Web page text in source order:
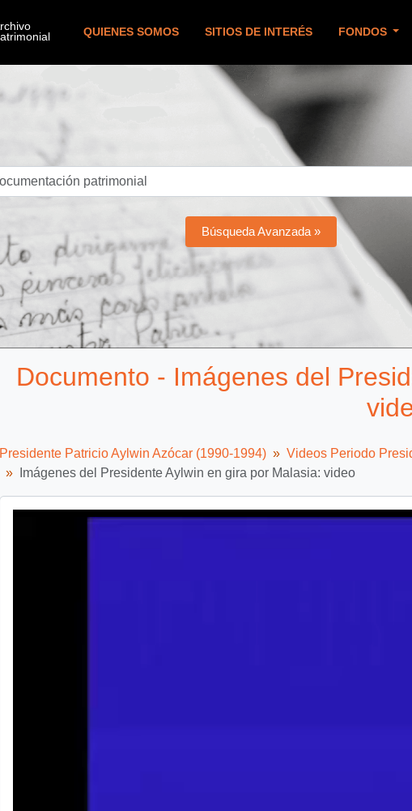
QUIENES SOMOS SITIOS DE INTERÉS FONDOS
Búsqueda Avanzada »
Documento - Imágenes del
Presidente Patricio Aylwin Azócar (1990-1994) Videos Periodo
Imágenes del Presidente Aylwin en gira por Malasia: video
Video